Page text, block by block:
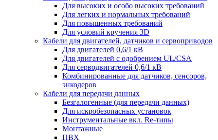
Для высоких и особо высоких требований
Для легких и нормальных требований
Для повышенных требований
Для условий кручения 3D
Кабели для двигателей, датчиков и сервоприводов
Для двигателей 0,6/1 кВ
Для двигателей с одобрением UL/CSA
Для серводвигателей 0,6/1 кВ
Комбинированные для датчиков, cенсоров,
энкодеров
Кабели для передачи данных
Безгалогенные (для передачи данных)
Для искробезопасных установок
Инструментальные вкл. Re-типы
Монтажные
ПВХ